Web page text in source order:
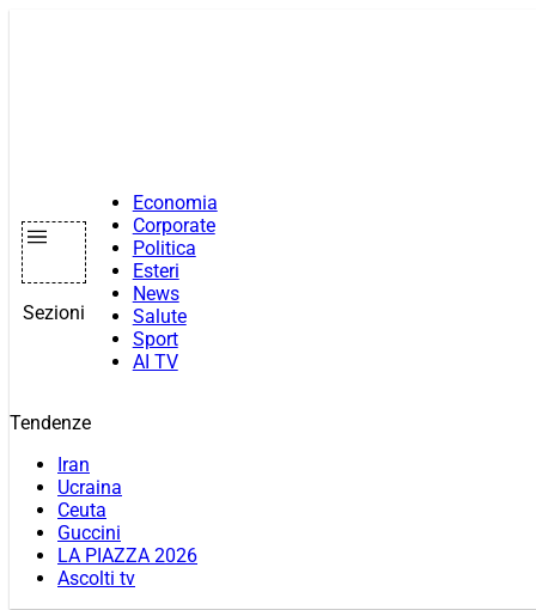
Sezioni
Economia
Corporate
Politica
Esteri
News
Salute
Sport
AI TV
Tendenze
Iran
Ucraina
Ceuta
Guccini
LA PIAZZA 2026
Ascolti tv